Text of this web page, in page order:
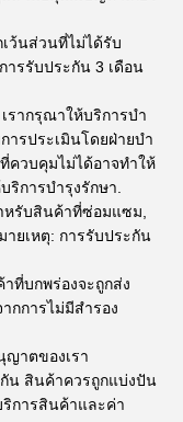
ว้นส่วนที่ไม่ได้รับ
ารรับประกัน 3 เดือน
รากรุณาให้บริการบํา
ารประเมินโดยฝ่ายบํา
ควบคุมไม่ได้อาจทําให้
ริการบํารุงรักษา.
หรับสินค้าที่ซ่อมแซม,
ยเหตุ: การรับประกัน
ที่บกพร่องจะถูกส่ง
กการไม่มีสํารอง
ญาตของเรา
น สินค้าควรถูกแบ่งปัน
การสินค้าและค่า